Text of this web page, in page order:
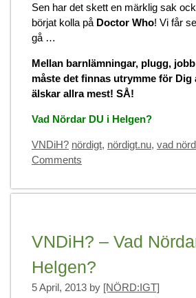
Sen har det skett en märklig sak
börjat kolla på Doctor Who! Vi får
gå …
Mellan barnlämningar, plugg,
måste det finnas utrymme för Dig
älskar allra mest! SÅ!
Vad Nördar DU i Helgen?
Categories
VNDiH? Tags
nördigt, nördigt.nu, vad
Comments
VNDiH? – Vad
Helgen?
5 April, 2013 by [NÖRD:IGT]